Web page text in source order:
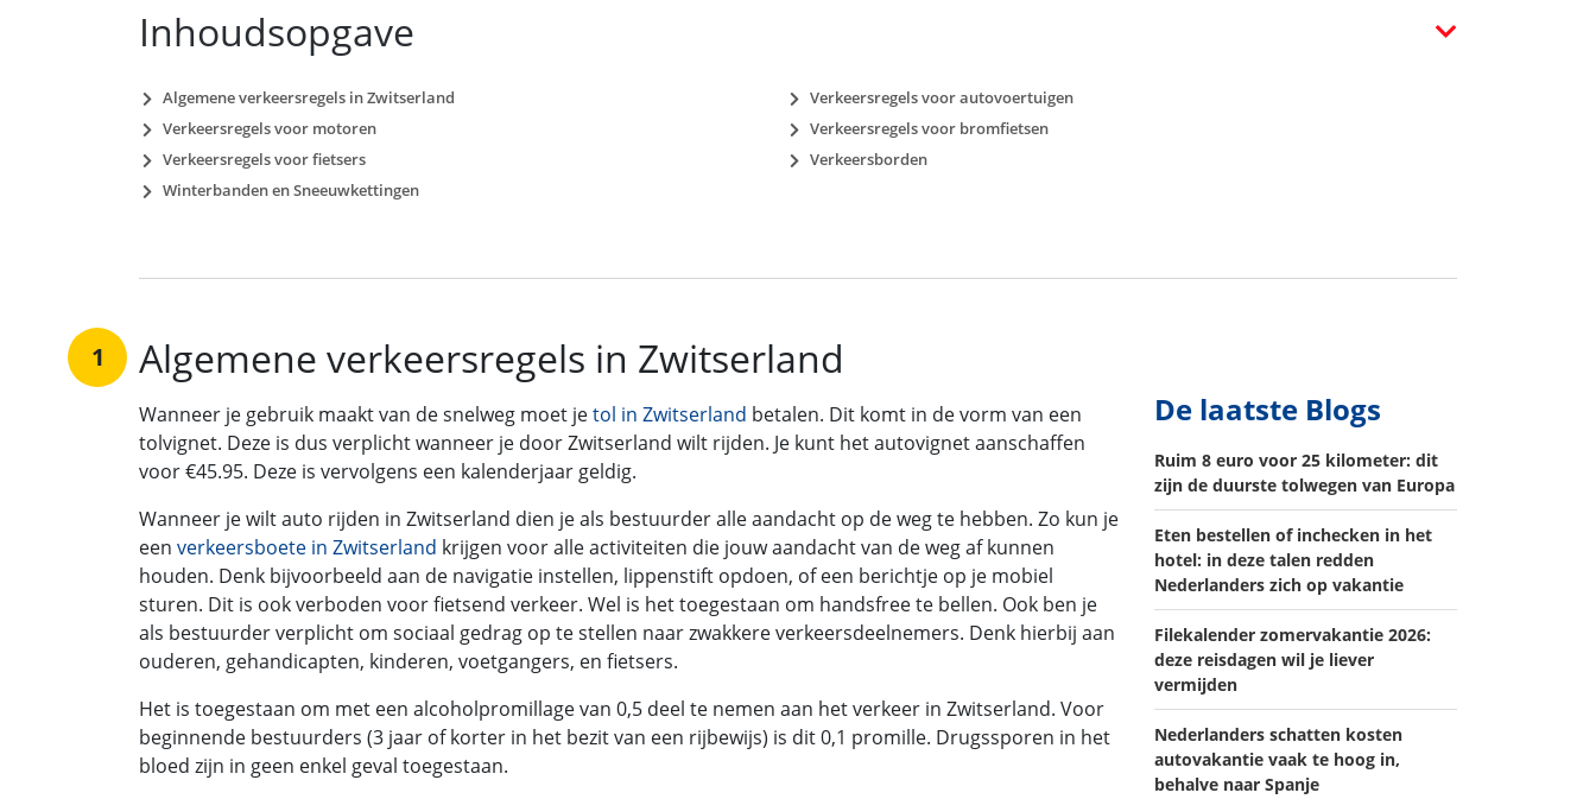
Inhoudsopgave
Algemene verkeersregels in Zwitserland
Verkeersregels voor autovoertuigen
Verkeersregels voor motoren
Verkeersregels voor bromfietsen
Verkeersregels voor fietsers
Verkeersborden
Winterbanden en Sneeuwkettingen
1 Algemene verkeersregels in Zwitserland
Wanneer je gebruik maakt van de snelweg moet jetol in Zwitserland betalen. Dit komt in de vorm van een
tolvignet. Deze is dus verplicht wanneer je door Zwitserland wilt rijden. Je kunt het autovignet aanschaffen
voor €45.95. Deze is vervolgens een kalenderjaar geldig.
Wanneer je wilt auto rijden in Zwitserland dien je als bestuurder alle aandacht op de weg te hebben. Zo kun je
een verkeersboete in Zwitserland krijgen voor alle activiteiten die jouw aandacht van de weg af kunnen
houden. Denk bijvoorbeeld aan de navigatie instellen, lippenstift opdoen, of een berichtje op je mobiel
sturen. Dit is ook verboden voor fietsend verkeer. Wel is het toegestaan om handsfree te bellen. Ook ben je
als bestuurder verplicht om sociaal gedrag op te stellen naar zwakkere verkeersdeelnemers. Denk hierbij aan
ouderen, gehandicapten, kinderen, voetgangers, en fietsers.
Het is toegestaan om met een alcoholpromillage van 0,5 deel te nemen aan het verkeer in Zwitserland. Voor
beginnende bestuurders (3 jaar of korter in het bezit van een rijbewijs) is dit 0,1 promille. Drugssporen in het
bloed zijn in geen enkel geval toegestaan.
De laatste Blogs
Ruim 8 euro voor 25 kilometer: dit
zijn de duurste tolwegen van Europa
Eten bestellen of inchecken in het
hotel: in deze talen redden
Nederlanders zich op vakantie
Filekalender zomervakantie 2026:
deze reisdagen wil je liever
vermijden
Nederlanders schatten kosten
autovakantie vaak te hoog in,
behalve naar Spanje